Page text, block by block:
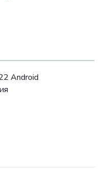
Android